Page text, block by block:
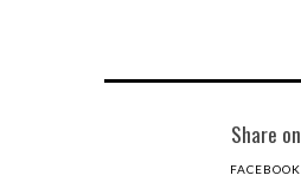
Share on
FACEBOOK